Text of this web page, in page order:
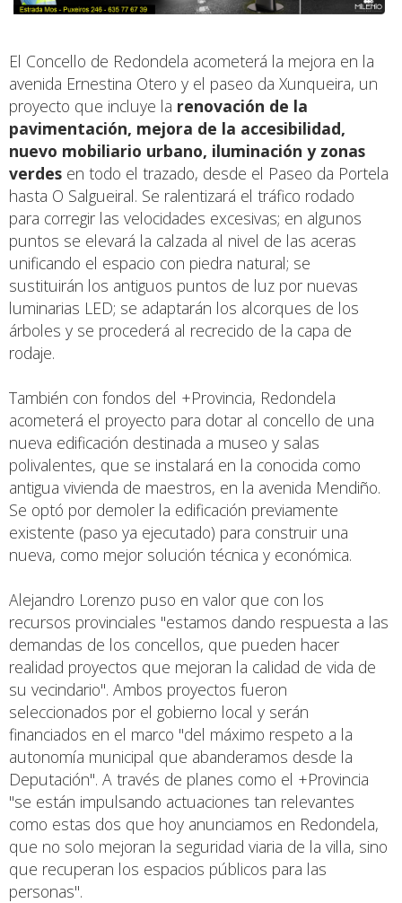
El Concello de Redondela acometerá la mejora en la
avenida Ernestina Otero y el paseo da Xunqueira, un
proyecto que incluye la renovación de la
pavimentación, mejora de la accesibilidad,
nuevo mobiliario urbano, iluminación y zonas
verdes en todo el trazado, desde el Paseo da Portela
hasta O Salgueiral. Se ralentizará el tráfico rodado
para corregir las velocidades excesivas; en algunos
puntos se elevará la calzada al nivel de las aceras
unificando el espacio con piedra natural; se
sustituirán los antiguos puntos de luz por nuevas
luminarias LED; se adaptarán los alcorques de los
árboles y se procederá al recrecido de la capa de
rodaje.
También con fondos del +Provincia, Redondela
acometerá el proyecto para dotar al concello de una
nueva edificación destinada a museo y salas
polivalentes, que se instalará en la conocida como
antigua vivienda de maestros, en la avenida Mendiño.
Se optó por demoler la edificación previamente
existente (paso ya ejecutado) para construir una
nueva, como mejor solución técnica y económica.
Alejandro Lorenzo puso en valor que con los
recursos provinciales "estamos dando respuesta a las
demandas de los concellos, que pueden hacer
realidad proyectos que mejoran la calidad de vida de
su vecindario". Ambos proyectos fueron
seleccionados por el gobierno local y serán
financiados en el marco "del máximo respeto a la
autonomía municipal que abanderamos desde la
Deputación". A través de planes como el +Provincia
"se están impulsando actuaciones tan relevantes
como estas dos que hoy anunciamos en Redondela,
que no solo mejoran la seguridad viaria de la villa, sino
que recuperan los espacios públicos para las
personas".